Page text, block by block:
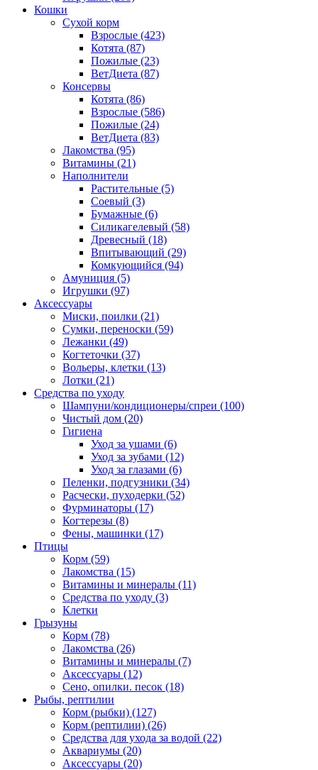
Кошки
Сухой корм
Взрослые (423)
Котята (87)
Пожилые (23)
ВетДиета (87)
Консервы
Котята (86)
Взрослые (586)
Пожилые (24)
ВетДиета (83)
Лакомства (95)
Витамины (21)
Наполнители
Растительные (5)
Соевый (3)
Бумажные (6)
Силикагелевый (58)
Древесный (18)
Впитывающий (29)
Комкующийся (94)
Амуниция (5)
Игрушки (97)
Аксессуары
Миски, поилки (21)
Сумки, переноски (59)
Лежанки (49)
Когтеточки (37)
Вольеры, клетки (13)
Лотки (21)
Средства по уходу
Шампуни/кондиционеры/спреи (100)
Чистый дом (20)
Гигиена
Уход за ушами (6)
Уход за зубами (12)
Уход за глазами (6)
Пеленки, подгузники (34)
Расчески, пуходерки (52)
Фурминаторы (17)
Когтерезы (8)
Фены, машинки (17)
Птицы
Корм (59)
Лакомства (15)
Витамины и минералы (11)
Средства по уходу (3)
Клетки
Грызуны
Корм (78)
Лакомства (26)
Витамины и минералы (7)
Аксессуары (12)
Сено, опилки. песок (18)
Рыбы, рептилии
Корм (рыбки) (127)
Корм (рептилии) (26)
Средства для ухода за водой (22)
Аквариумы (20)
Аксессуары (20)